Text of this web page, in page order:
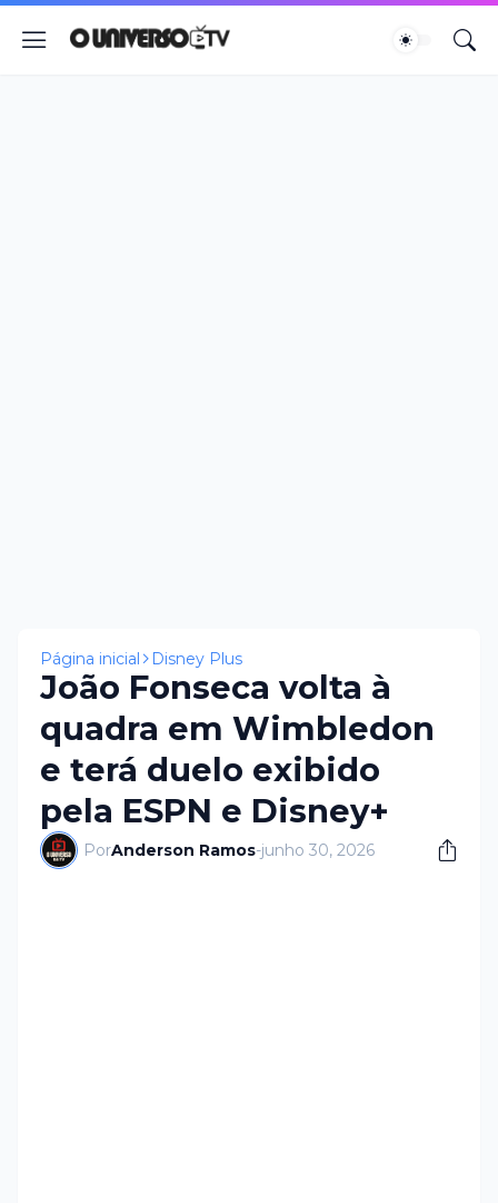
Página inicial Disney Plus
João Fonseca volta à
quadra em Wimbledon
e terá duelo exibido
pela ESPN e Disney+
PorAnderson Ramos-junho 30, 2026